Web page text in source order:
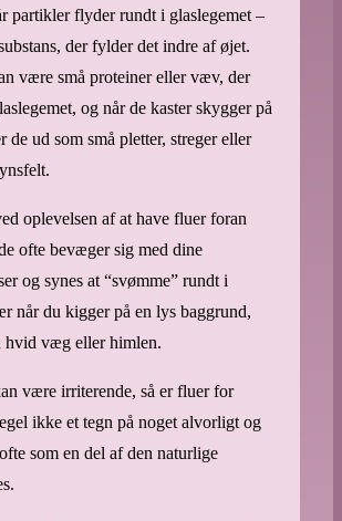
partikler flyder rundt i glaslegemet –
der fylder det indre af øjet.
være små proteiner eller væv, der
og når de kaster skygger på
de ud som små pletter, streger eller
oplevelsen af at have fluer foran
ofte bevæger sig med dine
og synes at “svømme” rundt i
når du kigger på en lys baggrund,
hvid væg eller himlen.
være irriterende, så er fluer for
ikke et tegn på noget alvorligt og
som en del af den naturlige